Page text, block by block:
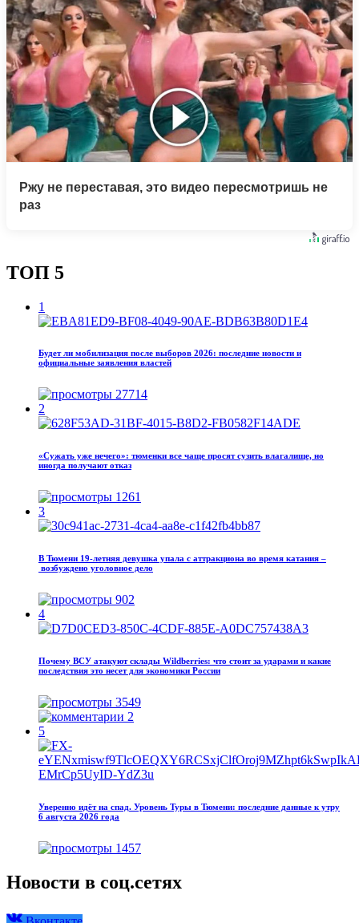
Ржу не переставая, это видео пересмотришь не
раз
ТОП 5
1
Будет ли мобилизация после выборов 2026: последние новости и
официальные заявления властей
27714
2
«Сужать уже нечего»: тюменки все чаще просят сузить влагалище, но
иногда получают отказ
1261
3
В Тюмени 19‑летняя девушка упала с аттракциона во время катания –
возбуждено уголовное дело
902
4
Почему ВСУ атакуют склады Wildberries: что стоит за ударами и какие
последствия это несет для экономики России
3549
2
5
Уверенно идёт на спад. Уровень Туры в Тюмени: последние данные к утру
6 августа 2026 года
1457
Новости в соц.сетях